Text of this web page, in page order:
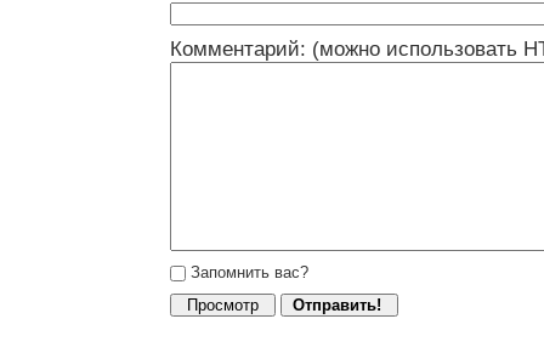
Комментарий: (можно использовать
Запомнить вас?